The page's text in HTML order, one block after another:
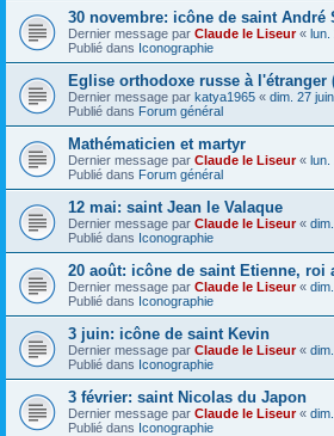
30 novembre: icône de saint André
Dernier message par Claude le Liseur« lun.
Publié dans Iconographie
Eglise orthodoxe russe à l'étranger
Dernier message par katya1965 « dim. 27
Publié dans Forum général
Mathématicien et martyr
Dernier message par Claude le Liseur« lun.
Publié dans Forum général
12 mai: saint Jean le Valaque
Dernier message par Claude le Liseur«
Publié dans Iconographie
20 août: icône de saint Etienne, roi
Dernier message par Claude le Liseur«
Publié dans Iconographie
3 juin: icône de saint Kevin
Dernier message par Claude le Liseur«
Publié dans Iconographie
3 février: saint Nicolas du Japon
Dernier message par Claude le Liseur«
Publié dans Iconographie